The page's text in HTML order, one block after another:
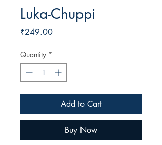
Luka-Chuppi
₹249.00Price
Quantity *
Add to Cart
Buy Now